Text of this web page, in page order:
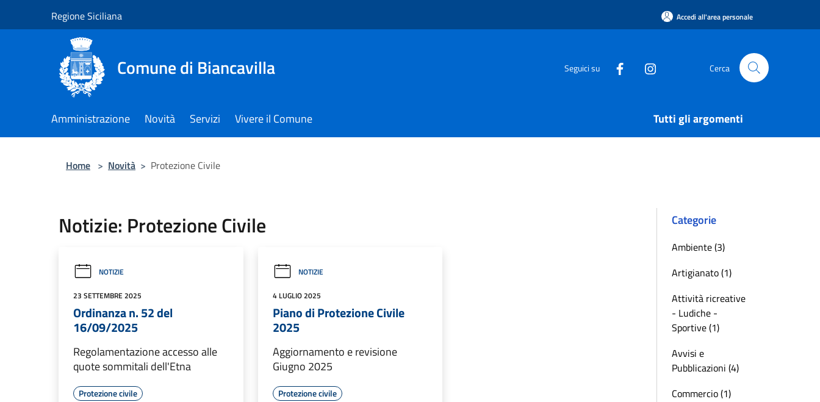
Regione Siciliana Accedi all'area personale
Comune di Biancavilla Seguici su Cerca
Amministrazione Novità Servizi Vivere il Comune Tutti gli argomenti
Home > Novità > Protezione Civile
Notizie: Protezione Civile
NOTIZIE
23 SETTEMBRE 2025
Ordinanza n. 52 del
16/09/2025
Regolamentazione accesso alle
quote sommitali dell'Etna
Protezione civile
NOTIZIE
4 LUGLIO 2025
Piano di Protezione Civile
2025
Aggiornamento e revisione
Giugno 2025
Protezione civile
Categorie
Ambiente (3)
Artigianato (1)
Attività ricreative
- Ludiche -
Sportive (1)
Avvisi e
Pubblicazioni (4)
Commercio (1)